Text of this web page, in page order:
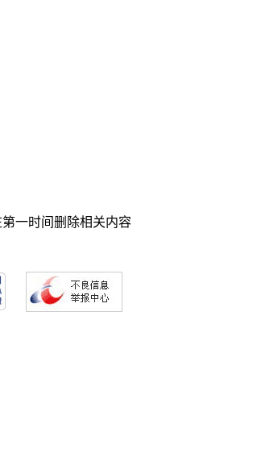
一时间删除相关内容